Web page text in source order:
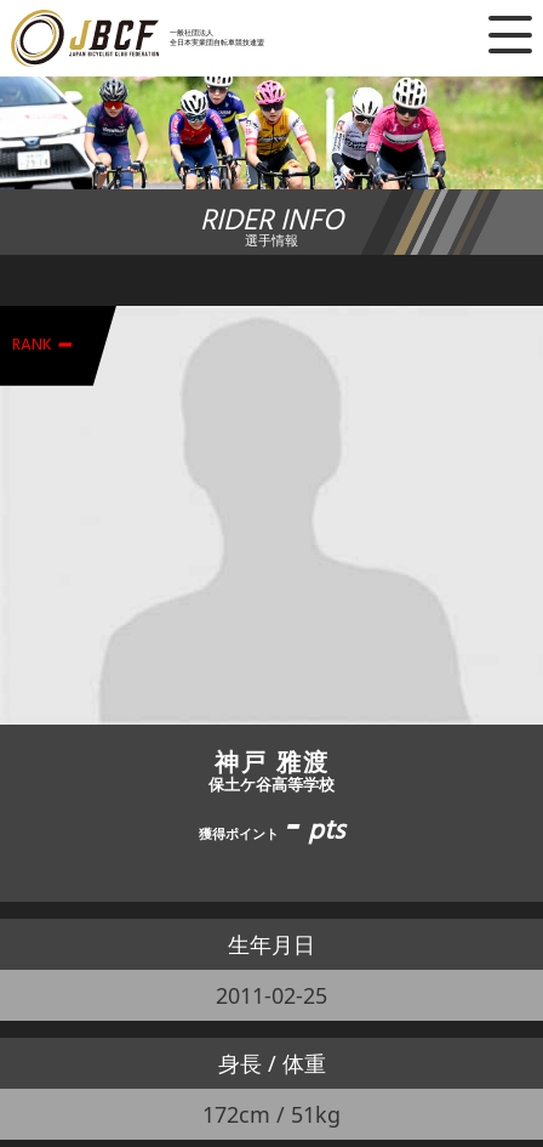
一般社団法人
全日本実業団自転車競技連盟
×
ニュース
レース日程
ランキング
チーム・選手
加盟・登録
エントリー
JBCF ROAD SERIESとは
RIDER INFO
選手情報
RANK -
神戸 雅渡
保土ケ谷高等学校
獲得ポイント -pts
生年月日
2011-02-25
身長 / 体重
172cm / 51kg